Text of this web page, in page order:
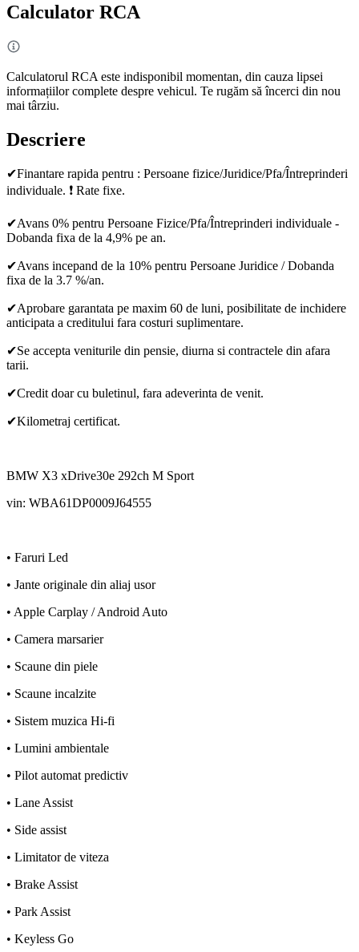
Calculator RCA
Calculatorul RCA este indisponibil momentan, din cauza lipsei
informațiilor complete despre vehicul. Te rugăm să încerci din nou
mai târziu.
Descriere
✔Finantare rapida pentru : Persoane fizice/Juridice/Pfa/Întreprinderi
individuale. ❗ Rate fixe.
✔Avans 0% pentru Persoane Fizice/Pfa/Întreprinderi individuale -
Dobanda fixa de la 4,9% pe an.
✔Avans incepand de la 10% pentru Persoane Juridice / Dobanda
fixa de la 3.7 %/an.
✔Aprobare garantata pe maxim 60 de luni, posibilitate de inchidere
anticipata a creditului fara costuri suplimentare.
✔Se accepta veniturile din pensie, diurna si contractele din afara
tarii.
✔Credit doar cu buletinul, fara adeverinta de venit.
✔Kilometraj certificat.
BMW X3 xDrive30e 292ch M Sport
vin: WBA61DP0009J64555
• Faruri Led
• Jante originale din aliaj usor
• Apple Carplay / Android Auto
• Camera marsarier
• Scaune din piele
• Scaune incalzite
• Sistem muzica Hi-fi
• Lumini ambientale
• Pilot automat predictiv
• Lane Assist
• Side assist
• Limitator de viteza
• Brake Assist
• Park Assist
• Keyless Go